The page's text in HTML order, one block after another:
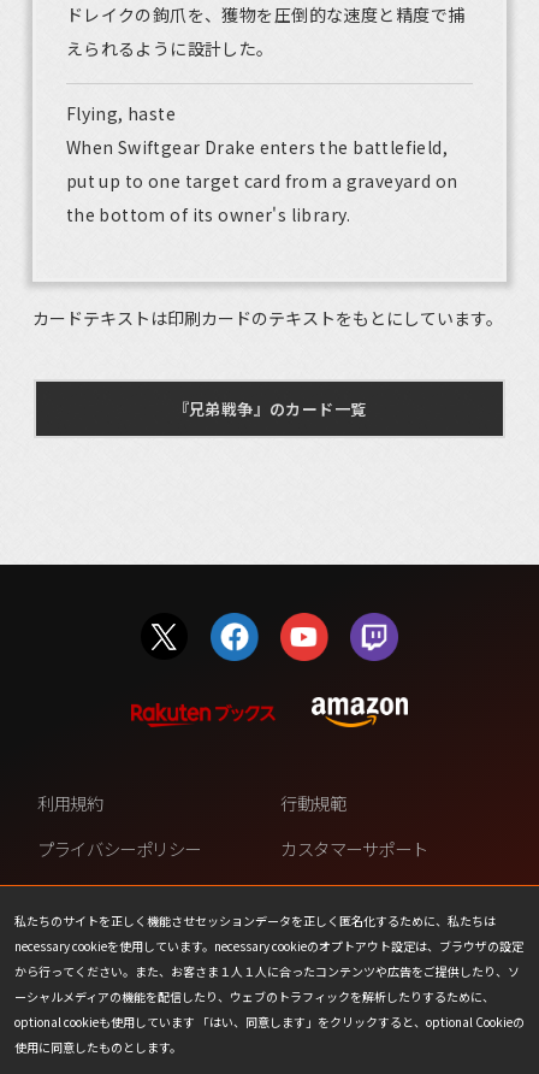
ドレイクの鉤爪を、獲物を圧倒的な速度と精度で捕
えられるように設計した。
Flying, haste
When Swiftgear Drake enters the battlefield,
put up to one target card from a graveyard on
the bottom of its owner's library.
カードテキストは印刷カードのテキストをもとにしています。
『兄弟戦争』のカード一覧
私たちのサイトを正しく機能させセッションデータを正しく匿名化するために、私たちは
necessary cookieを使用しています。necessary cookieのオプトアウト設定は、ブラウザの設定
から行ってください。また、お客さま１人１人に合ったコンテンツや広告をご提供したり、ソ
ーシャルメディアの機能を配信したり、ウェブのトラフィックを解析したりするために、
optional cookieも使用しています 「はい、同意します」をクリックすると、optional Cookieの
使用に同意したものとします。
利用規約
行動規範
プライバシーポリシー
カスタマーサポート
ファンコンテンツ・ポリシー
個人情報の販売や共有を許可し
ない
COOKIE
プレスリリース
会社情報
お問い合わせ